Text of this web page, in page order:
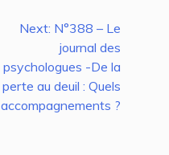
Next: N°388 – Le
journal des
psychologues -De la
perte au deuil : Quels
accompagnements ?